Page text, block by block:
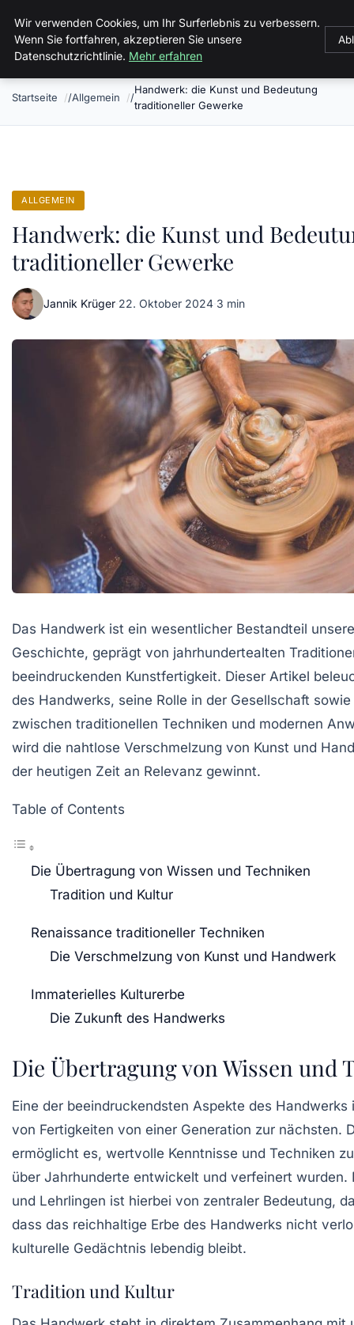
Malzminden
Startseite Allgemein
Handwerk: die Kunst und Bedeutung
traditioneller Gewerke
ALLGEMEIN
Handwerk: die Kunst und
traditioneller Gewerke
Jannik Krüger·22. Oktober 2024·3 min
Das Handwerk ist ein wesentlicher Bestandteil
Geschichte, geprägt von jahrhundertealten
beeindruckenden Kunstfertigkeit. Dieser Artikel
des Handwerks, seine Rolle in der Gesellschaft
zwischen traditionellen Techniken und modernen
wird die nahtlose Verschmelzung von Kunst und
der heutigen Zeit an Relevanz gewinnt.
Table of Contents
Die Übertragung von Wissen und Techniken
Tradition und Kultur
Renaissance traditioneller Techniken
Die Verschmelzung von Kunst und Handwerk
Immaterielles Kulturerbe
Die Zukunft des Handwerks
Die Übertragung von Wissen und
Eine der beeindruckendsten Aspekte des
von Fertigkeiten von einer Generation zur nächsten.
ermöglicht es, wertvolle Kenntnisse und Techniken
über Jahrhunderte entwickelt und verfeinert wurden.
und Lehrlingen ist hierbei von zentraler Bedeutung,
dass das reichhaltige Erbe des Handwerks nicht
kulturelle Gedächtnis lebendig bleibt.
Tradition und Kultur
Wir verwenden Cookies, um Ihr Surferlebnis zu verbessern.
Wenn Sie fortfahren, akzeptieren Sie unsere
Datenschutzrichtlinie. Mehr erfahren